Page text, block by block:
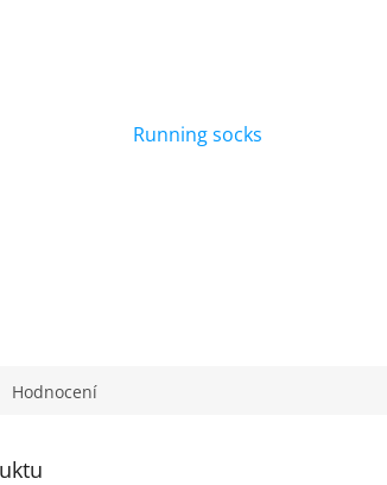
Running socks
Hodnocení